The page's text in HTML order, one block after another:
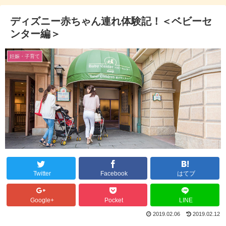
ディズニー赤ちゃん連れ体験記！＜ベビーセ
ンター編＞
妊娠・子育て
Twitter Facebook はてブ
Google+ Pocket LINE
2019.02.06 2019.02.12